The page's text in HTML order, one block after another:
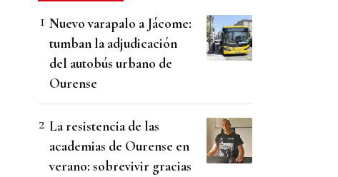
Nuevo varapalo a Jácome:
tumban la adjudicación
del autobús urbano de
Ourense
La resistencia de las
academias de Ourense en
verano: sobrevivir gracias